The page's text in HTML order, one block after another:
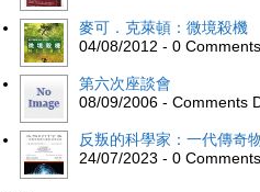
麥可．克萊頓：微境殺機
04/08/2012 - 0 Comments
第六次座談會
08/09/2006 - Comments
反叛的科學家：一代傳奇
24/07/2023 - 0 Comments